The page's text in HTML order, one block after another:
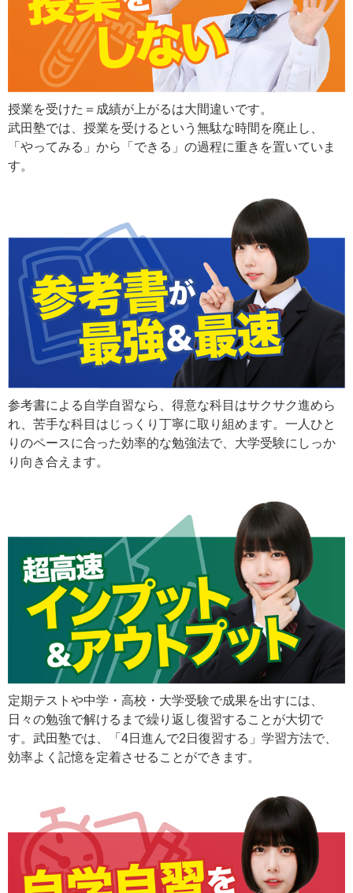
授業を受けた＝成績が上がるは大間違いです。
武田塾では、授業を受けるという無駄な時間を廃止し、
「やってみる」から「できる」の過程に重きを置いていま
す。
参考書による自学自習なら、得意な科目はサクサク進めら
れ、苦手な科目はじっくり丁寧に取り組めます。一人ひと
りのペースに合った効率的な勉強法で、大学受験にしっか
り向き合えます。
定期テストや中学・高校・大学受験で成果を出すには、
日々の勉強で解けるまで繰り返し復習することが大切で
す。武田塾では、「4日進んで2日復習する」学習方法で、
効率よく記憶を定着させることができます。